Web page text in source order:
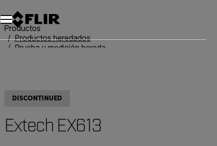
Unread messages
Modelo
Eliminar
artículos
artículo
Añadir al carro
Añadido al carro
Productos
Productos heredados
Prueba y medición heredadas
DISCONTINUED
Extech EX613